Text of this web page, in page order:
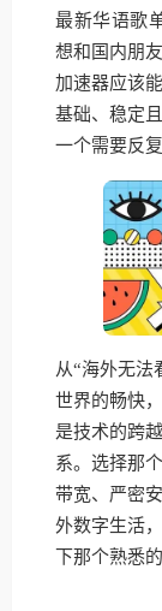
最新华语歌
想和国内朋
加速器应该
基础、稳定
一个需要反
从“海外无法
世界的畅快
是技术的跨
系。选择那
带宽、严密
外数字生活
下那个熟悉